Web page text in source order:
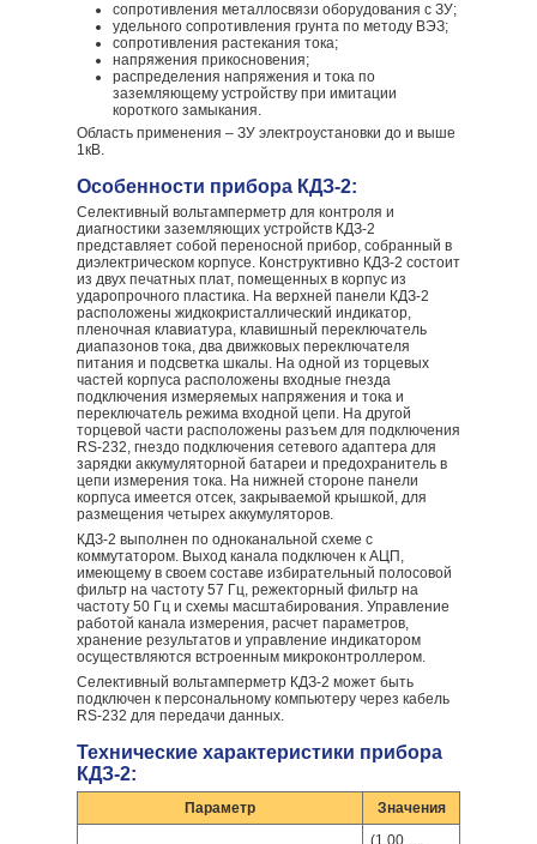
сопротивления металлосвязи оборудования с ЗУ;
удельного сопротивления грунта по методу ВЭЗ;
сопротивления растекания тока;
напряжения прикосновения;
распределения напряжения и тока по
заземляющему устройству при имитации
короткого замыкания.
Область применения – ЗУ электроустановки до и выше
1кВ.
Особенности прибора КДЗ-2:
Селективный вольтамперметр для контроля и
диагностики заземляющих устройств КДЗ-2
представляет собой переносной прибор, собранный в
диэлектрическом корпусе. Конструктивно КДЗ-2 состоит
из двух печатных плат, помещенных в корпус из
ударопрочного пластика. На верхней панели КДЗ-2
расположены жидкокристаллический индикатор,
пленочная клавиатура, клавишный переключатель
диапазонов тока, два движковых переключателя
питания и подсветка шкалы. На одной из торцевых
частей корпуса расположены входные гнезда
подключения измеряемых напряжения и тока и
переключатель режима входной цепи. На другой
торцевой части расположены разъем для подключения
RS-232, гнездо подключения сетевого адаптера для
зарядки аккумуляторной батареи и предохранитель в
цепи измерения тока. На нижней стороне панели
корпуса имеется отсек, закрываемой крышкой, для
размещения четырех аккумуляторов.
КДЗ-2 выполнен по одноканальной схеме с
коммутатором. Выход канала подключен к АЦП,
имеющему в своем составе избирательный полосовой
фильтр на частоту 57 Гц, режекторный фильтр на
частоту 50 Гц и схемы масштабирования. Управление
работой канала измерения, расчет параметров,
хранение результатов и управление индикатором
осуществляются встроенным микроконтроллером.
Селективный вольтамперметр КДЗ-2 может быть
подключен к персональному компьютеру через кабель
RS-232 для передачи данных.
Технические характеристики прибора
КДЗ-2:
Параметр Значения
(1,00 …